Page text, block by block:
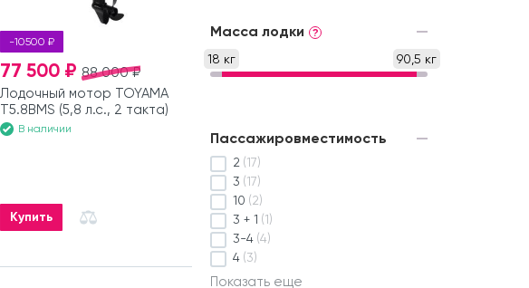
-10500 ₽
88 000 ₽
77 500 ₽
Лодочный мотор TOYAMA
T5.8BMS (5,8 л.с., 2 такта)
В наличии
Купить
Масса лодки ?
18 кг 90,5 кг
Пассажировместимость
2 (17)
3 (17)
10 (2)
3 + 1 (1)
3-4 (4)
4 (3)
Показать еще